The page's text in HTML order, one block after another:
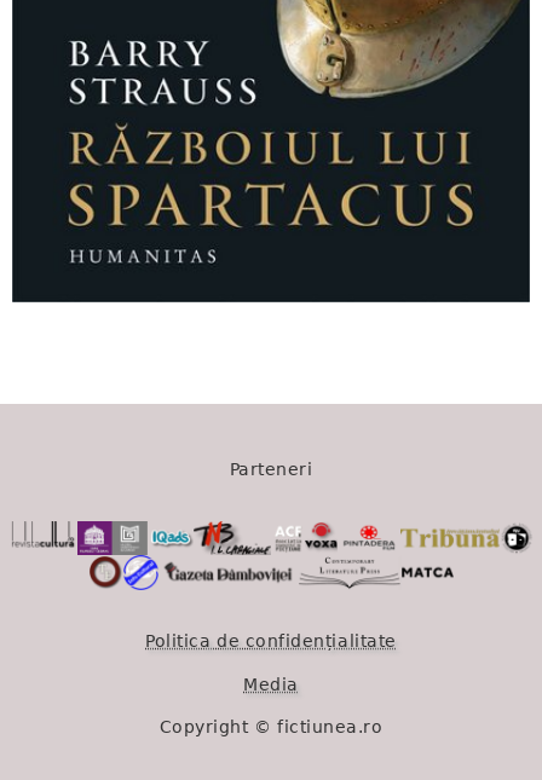
Parteneri
Politica de confidențialitate
Media
Copyright © fictiunea.ro